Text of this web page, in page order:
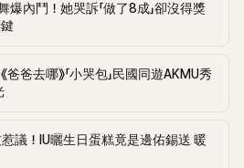
爆內鬥！她哭訴「做了8成」卻沒得獎
爸去哪》「小哭包」民國同遊AKMU秀
議！IU曬生日蛋糕竟是邊佑錫送 暖